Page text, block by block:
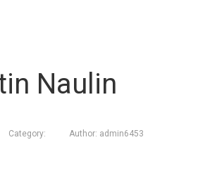
Naulin
Category: Author: admin6453